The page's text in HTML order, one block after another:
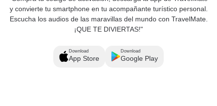
y convierte tu smartphone en tu acompañante turístico personal.
Escucha los audios de las maravillas del mundo con TravelMate.
¡QUE TE DIVIERTAS!"
Download
App Store
Download
Google Play